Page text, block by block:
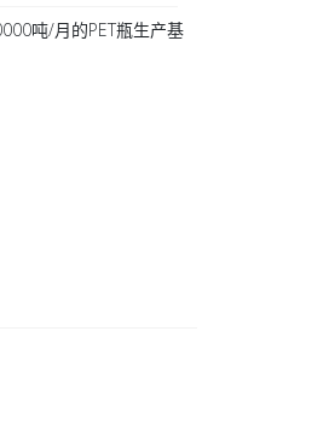
吨/月的PET瓶生产基